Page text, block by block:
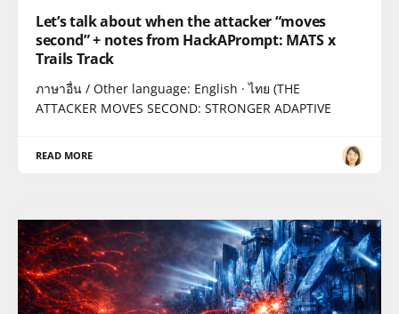
Let’s talk about when the attacker “moves
second” + notes from HackAPrompt: MATS x
Trails Track
ภาษาอื่น / Other language: English · ไทย (THE
ATTACKER MOVES SECOND: STRONGER ADAPTIVE
READ MORE